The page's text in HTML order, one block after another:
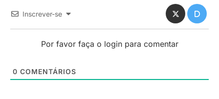
Inscrever-se
Por favor faça o login para comentar
0 COMENTÁRIOS